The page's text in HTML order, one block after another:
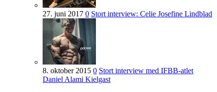
27. juni 2017 0 Stort interview: Celie Josefine Lindblad
8. oktober 2015 0 Stort interview med IFBB-atlet
Daniel Alami Kielgast